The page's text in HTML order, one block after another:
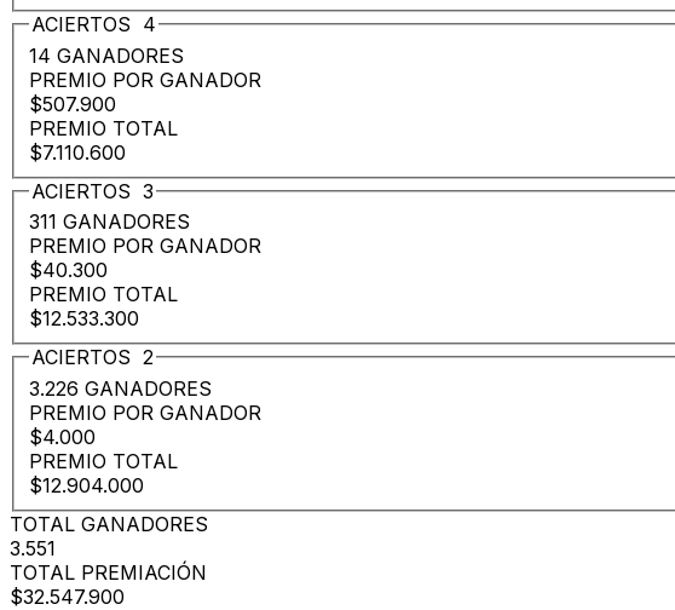
ACIERTOS 4
14 GANADORES
PREMIO POR GANADOR
$507.900
PREMIO TOTAL
$7.110.600
ACIERTOS 3
311 GANADORES
PREMIO POR GANADOR
$40.300
PREMIO TOTAL
$12.533.300
ACIERTOS 2
3.226 GANADORES
PREMIO POR GANADOR
$4.000
PREMIO TOTAL
$12.904.000
TOTAL GANADORES
3.551
TOTAL PREMIACIÓN
$32.547.900